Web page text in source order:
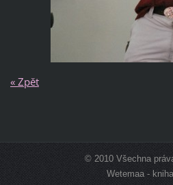
« Zpět
© 2010 Všechna
Wetemaa -